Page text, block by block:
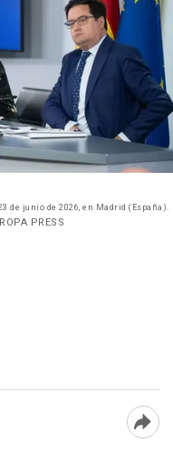
de junio de 2026, en Madrid (España).
PRESS